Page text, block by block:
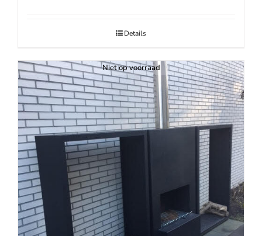
€1,189.00.Details
Niet op voorraad